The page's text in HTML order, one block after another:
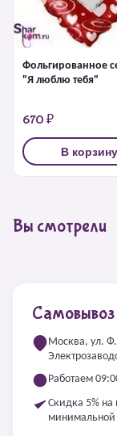
Фольгированное
"Я люблю тебя"
670 ₽
В корзину
Вы смотрели
Самовывоз
Москва, ул.
Работаем
Скидка 5% на